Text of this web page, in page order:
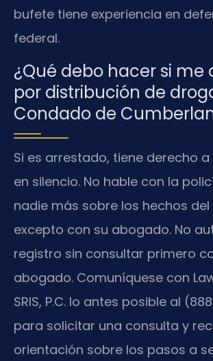
bufete tiene experiencia en
federal.
¿Qué debo hacer si me
por distribución de
Condado de
Si es arrestado, tiene derecho
en silencio. No hable con la
nadie más sobre los hechos del
excepto con su abogado. No
registro sin consultar primero
abogado. Comuníquese con
SRIS, P.C. lo antes posible al
para solicitar una consulta y
orientación sobre los pasos a